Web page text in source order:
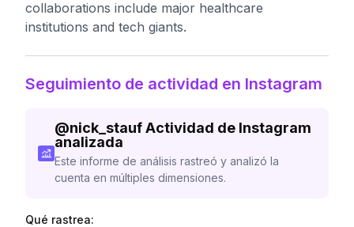
collaborations include major healthcare
institutions and tech giants.
Seguimiento de actividad en Instagram
@nick_staufActividad de Instagram
analizada
Este informe de análisis rastreó y analizó la
cuenta en múltiples dimensiones.
Qué rastrea: